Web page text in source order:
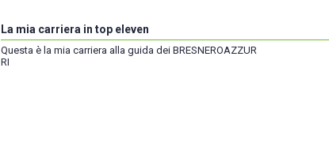
La mia carriera in top eleven
Questa è la mia carriera alla guida dei BRESNEROAZZUR
RI